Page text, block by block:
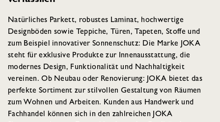
Natürliches Parkett, robustes Laminat, hochwertige
Designböden sowie Teppiche, Türen, Tapeten, Stoffe und
zum Beispiel innovativer Sonnenschutz: Die Marke JOKA
steht für exklusive Produkte zur Innenausstattung, die
modernes Design, Funktionalität und Nachhaltigkeit
vereinen. Ob Neubau oder Renovierung: JOKA bietet das
perfekte Sortiment zur stilvollen Gestaltung von Räumen
zum Wohnen und Arbeiten. Kunden aus Handwerk und
Fachhandel können sich in den zahlreichen JOKA